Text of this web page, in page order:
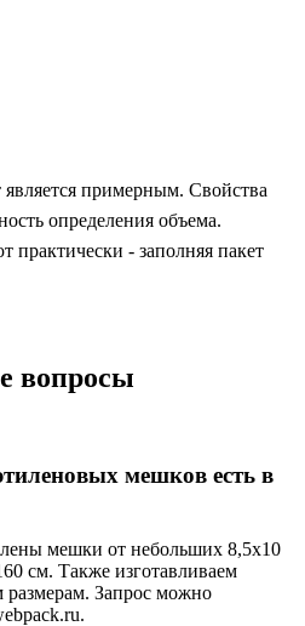
примерным. Свойства
определения объема.
практически - заполняя пакет
вопросы
мешков есть в
мешки от небольших 8,5х10
см. Также изготавливаем
Запрос можно